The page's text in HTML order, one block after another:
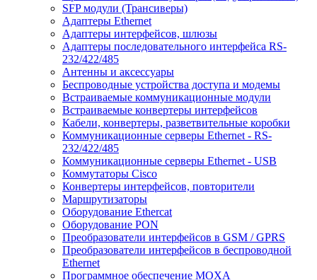
SFP модули (Трансиверы)
Адаптеры Ethernet
Адаптеры интерфейсов, шлюзы
Адаптеры последовательного интерфейса RS-
232/422/485
Антенны и аксессуары
Беспроводные устройства доступа и модемы
Встраиваемые коммуникационные модули
Встраиваемые конвертеры интерфейсов
Кабели, конвертеры, разветвительные коробки
Коммуникационные серверы Ethernet - RS-
232/422/485
Коммуникационные серверы Ethernet - USB
Коммутаторы Cisco
Конвертеры интерфейсов, повторители
Маршрутизаторы
Оборудование Ethercat
Оборудование PON
Преобразователи интерфейсов в GSM / GPRS
Преобразователи интерфейсов в беспроводной
Ethernet
Программное обеспечение MOXA